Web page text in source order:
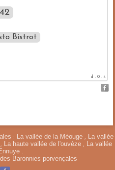
Bistrot
d - 0 - 4
: La vallée de la Méouge, La vallée
, La haute vallée de l'ouvèze , La vallée
.
Baronnies porvençales